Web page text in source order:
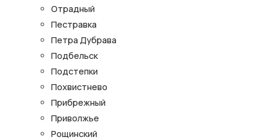
Отрадный
Пестравка
Петра Дубрава
Подбельск
Подстепки
Похвистнево
Прибрежный
Приволжье
Рощинский